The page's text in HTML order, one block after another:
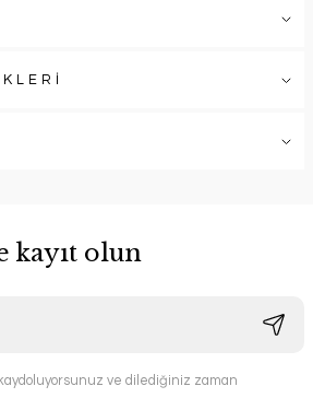
kayıt olun
kaydoluyorsunuz ve dilediğiniz zaman